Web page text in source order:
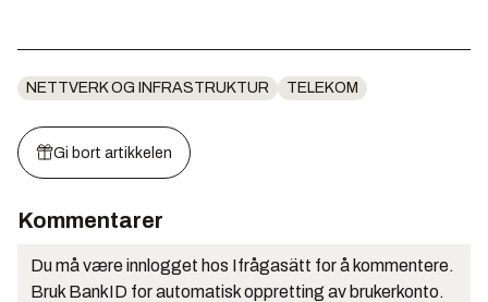
NETTVERK OG INFRASTRUKTUR TELEKOM
Gi bort artikkelen
Kommentarer
Du må være innlogget hos Ifrågasätt for å kommentere.
Bruk BankID for automatisk oppretting av brukerkonto.